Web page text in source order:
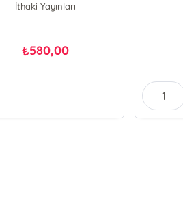
İthaki Yayınları
₺580,00